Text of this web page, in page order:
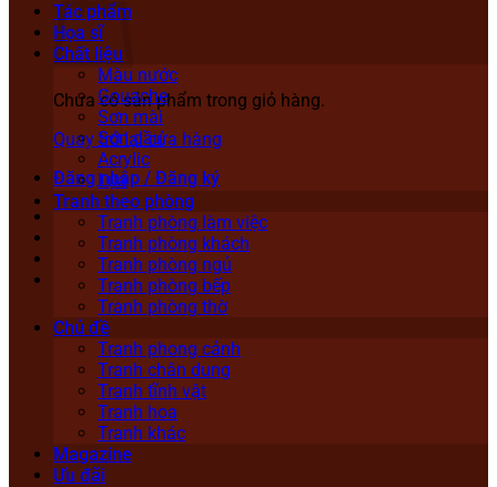
Chưa có sản phẩm trong giỏ hàng.
Quay trở lại cửa hàng
Đăng nhập / Đăng ký
Tác phẩm
Họa sĩ
Chất liệu
Màu nước
Gouache
Sơn mài
Sơn dầu
Acrylic
Lụa
Tranh theo phòng
Tranh phòng làm việc
Tranh phòng khách
Tranh phòng ngủ
Tranh phòng bếp
Tranh phòng thờ
Chủ đề
Tranh phong cảnh
Tranh chân dung
Tranh tĩnh vật
Tranh hoa
Tranh khác
Magazine
Ưu đãi